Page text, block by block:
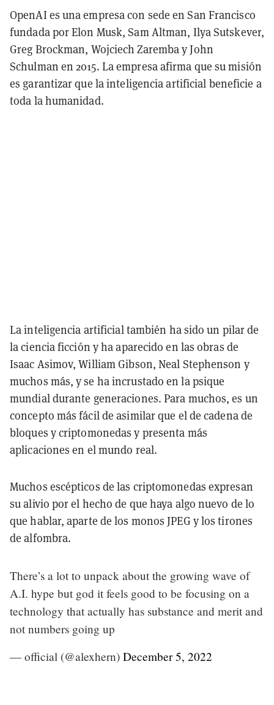
OpenAI es una empresa con sede en San Francisco
fundada por Elon Musk, Sam Altman, Ilya Sutskever,
Greg Brockman, Wojciech Zaremba y John
Schulman en 2015. La empresa afirma que su misión
es garantizar que la inteligencia artificial beneficie a
toda la humanidad.
La inteligencia artificial también ha sido un pilar de
la ciencia ficción y ha aparecido en las obras de
Isaac Asimov, William Gibson, Neal Stephenson y
muchos más, y se ha incrustado en la psique
mundial durante generaciones. Para muchos, es un
concepto más fácil de asimilar que el de cadena de
bloques y criptomonedas y presenta más
aplicaciones en el mundo real.
Muchos escépticos de las criptomonedas expresan
su alivio por el hecho de que haya algo nuevo de lo
que hablar, aparte de los monos JPEG y los tirones
de alfombra.
There’s a lot to unpack about the growing wave of
A.I. hype but god it feels good to be focusing on a
technology that actually has substance and merit and
not numbers going up
— official (@alexhern) December 5, 2022